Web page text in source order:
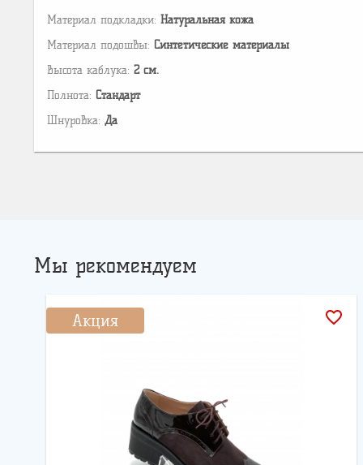
Материал подкладки: Натуральная кожа
Материал подошвы: Cинтетические материалы
Высота каблука: 2 см.
Полнота: Стандарт
Шнуровка: Да
Мы рекомендуем
Акция favorite_border